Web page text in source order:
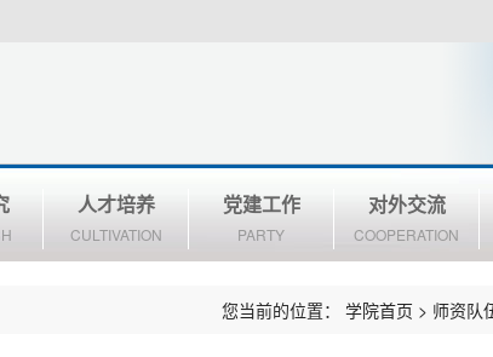
人才培养
CULTIVATION
党建工作
PARTY
对外交流
COOPERATION
您当前的位置： 学院首页 > 师资队